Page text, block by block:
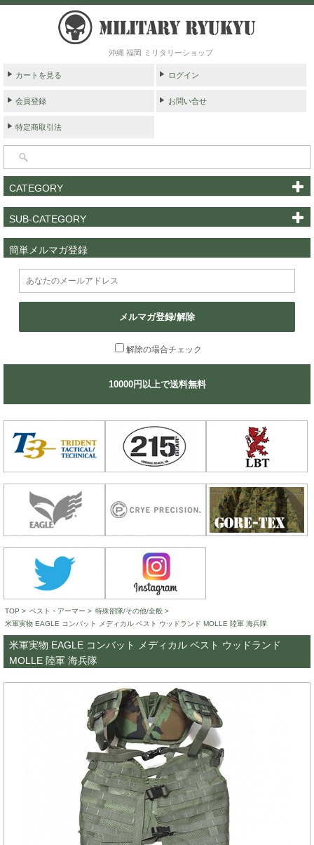
沖縄 福岡 ミリタリーショップ
カートを見る ログイン
会員登録 お問い合せ
特定商取引法
CATEGORY
SUB-CATEGORY
簡単メルマガ登録
メルマガ登録/解除
解除の場合チェック
10000円以上で送料無料
TOP > ベスト・アーマー > 特殊部隊/その他/全般 >
米軍実物 EAGLE コンバット メディカル ベスト ウッドランド MOLLE 陸軍 海兵隊
米軍実物 EAGLE コンバット メディカル ベスト ウッドランド
MOLLE 陸軍 海兵隊